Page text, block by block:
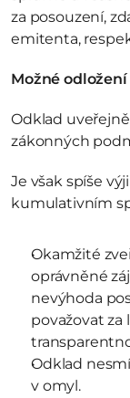
za posouzení,
emitenta,
Možné
Odklad
zákonných
Je však spíše
kumulativním
Okamžité
oprávněné
nevýhoda
považovat
Odklad
v omyl.